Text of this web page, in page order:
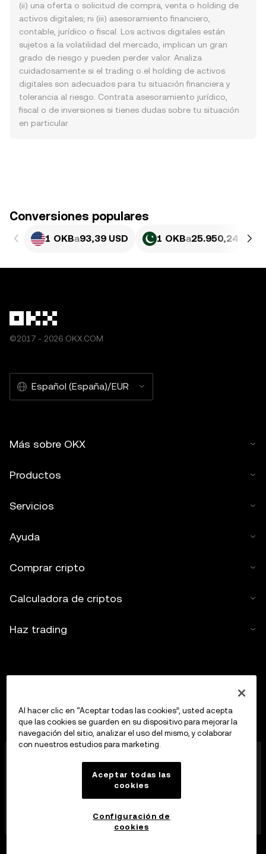
(ii) una oferta o solicitud de compra, venta o holding de
activos digitales; ni (iii) asesoramiento financiero,
contable, jurídico o fiscal. Los activos digitales están
sujetos a la volatilidad del mercado, implican un gran
grado de riesgo y pueden perder valor. Analiza
cuidadosamente si el trading o el holding de activos
digitales son adecuados para tu situación financiera y
tolerancia al riesgo. Contrata asesoramiento jurídico,
fiscal o de inversiones si tienes dudas sobre tu situación
en particular.
Conversiones populares
1 OKBa93,39 USD 1 OKBa25.950,24 PKR
©2017 - 2026 OKX.COM
Español (España)/EUR
Más sobre OKX
Productos
Servicios
Ayuda
Comprar cripto
Calculadora de criptos
Haz trading
comercial de OKX, es ahora una plataforma de trading
de criptoactivos autorizada como proveedor de
servicios de criptoactivos por la MFSA, de
conformidad con el artículo 28 de la Ley de los
mercados de criptoactivos (Capítulo 647 de las Leyes
Al hacer clic en “Aceptar todas las cookies”, usted acepta
que las cookies se guarden en su dispositivo para mejorar la
navegación del sitio, analizar el uso del mismo, y colaborar
con nuestros estudios para marketing.
Aceptar todas las
cookies
Configuración de
cookies